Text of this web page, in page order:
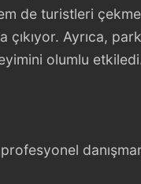
de turistleri
çıkıyor. Ayrıca,
olumlu